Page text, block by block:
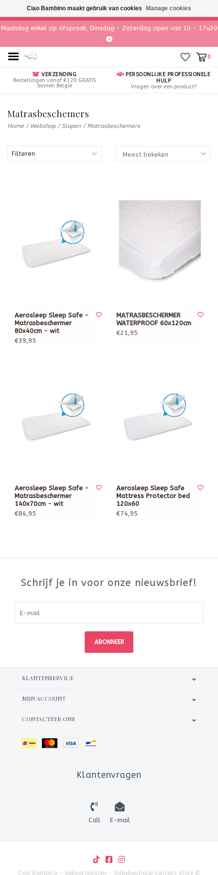
Maandag enkel op afspraak, Dinsdag - Zaterdag open van 10 - 17u30
0
VERZENDING
Bestellingen vanaf €120 GRATIS
binnen België
PERSOONLIJKE PROFESSIONELE
HULP
Vragen over een product?
Matrasbeschemers
Home / Webshop/ Slapen/ Matrasbeschemers
Filteren
Aerosleep Sleep Safe -
Matrasbeschermer
80x40cm - wit
€39,95
MATRASBESCHERMER
WATERPROOF 60x120cm
€21,95
Aerosleep Sleep Safe -
Matrasbeschermer
140x70cm - wit
€84,95
Aerosleep Sleep Safe
Mattress Protector bed
120x60
€74,95
Schrijf je in voor onze nieuwsbrief!
ABONNEER
KLANTENSERVICE
MIJN ACCOUNT
CONTACTEER ONS
Klantenvragen
Call E-mail
Ciao Bambino - geboortelijsten - babyboutique concept store ©
Ciao Bambino maakt gebruik van cookies Manage cookies